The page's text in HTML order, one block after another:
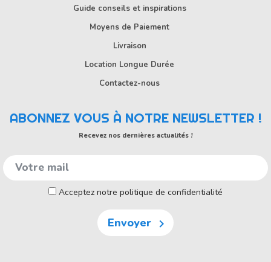
Guide conseils et inspirations
Moyens de Paiement
Livraison
Location Longue Durée
Contactez-nous
ABONNEZ VOUS À NOTRE NEWSLETTER !
Recevez nos dernières actualités !
Acceptez notre politique de confidentialité
Envoyer 